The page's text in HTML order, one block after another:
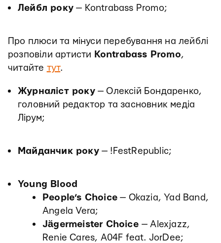
Лейбл року — Kontrabass Promo;
Про плюси та мінуси перебування на лейблі
розповіли артисти Kontrabass Promo,
читайте тут.
Журналіст року— Олексій Бондаренко,
головний редактор та засновник медіа
Лірум;
Майданчик року— !FestRepublic;
Young Blood
People’s Choice — Okazia, Yad Band,
Angela Vera;
Jägermeister Choice — Alexjazz,
Renie Cares, A04F feat. JorDee;